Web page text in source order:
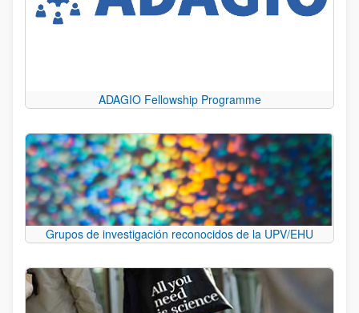
ADAGIO Fellowship Programme
Grupos de investigación reconocidos de la UPV/EHU